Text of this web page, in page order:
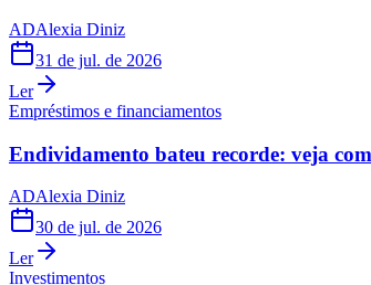
ADAlexia Diniz
31 de jul. de 2026
Ler
Empréstimos e financiamentos
Endividamento bateu recorde: veja
ADAlexia Diniz
30 de jul. de 2026
Ler
Investimentos